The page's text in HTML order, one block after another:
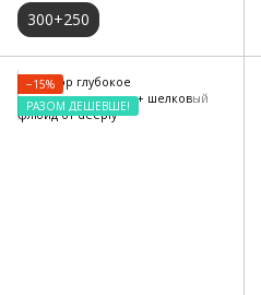
300+250
−15%
РАЗОМ ДЕШЕВШЕ!